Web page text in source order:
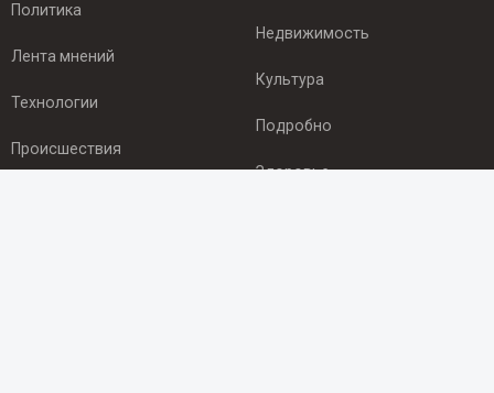
Политика
Лента мнений
Технологии
Происшествия
Недвижимость
Культура
Подробно
Здоровье